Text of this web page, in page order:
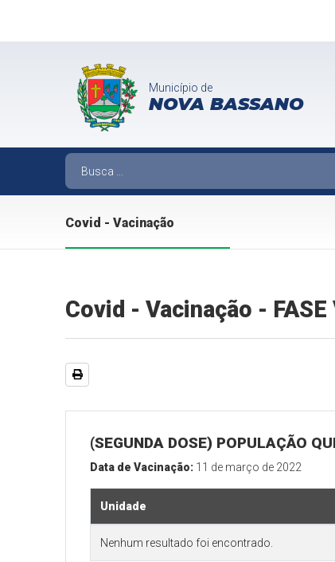
Município de
NOVA BASSANO
Covid - Vacinação
Covid - Vacinação - FASE
(SEGUNDA DOSE) POPULAÇÃO
Data de Vacinação: 11 de março de 2022
Unidade
Nenhum resultado foi encontrado.